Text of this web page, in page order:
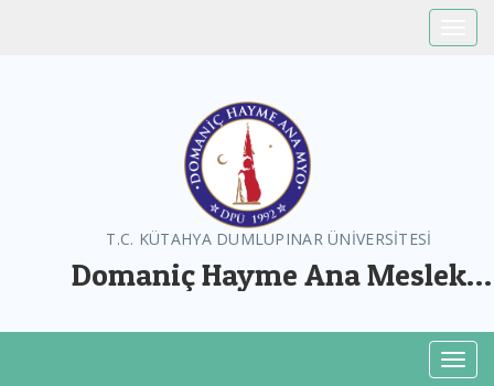
T.C. KÜTAHYA DUMLUPINAR ÜNİVERSİTESİ
Domaniç Hayme Ana Meslek